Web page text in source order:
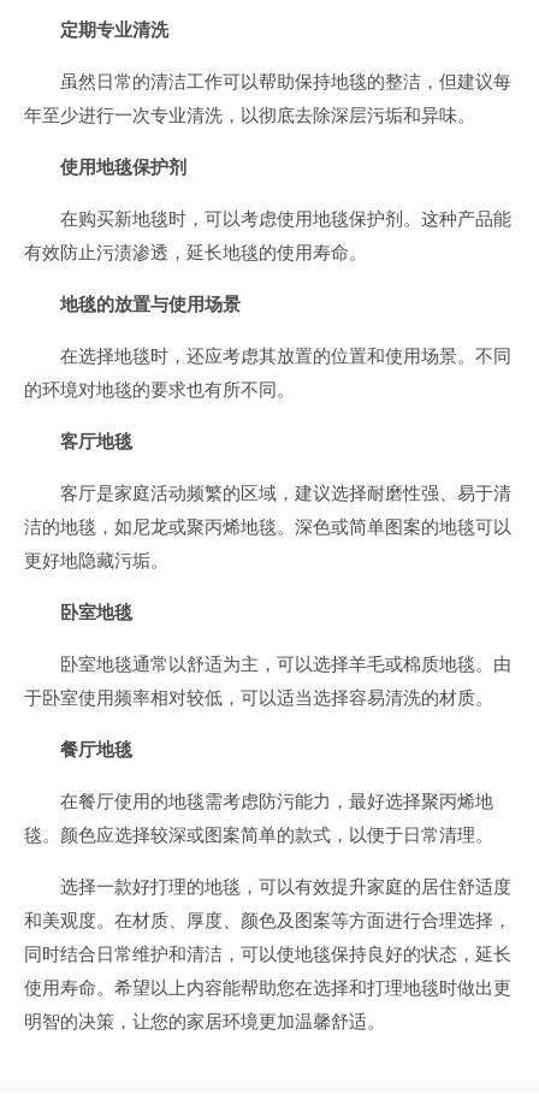
定期专业清洗
虽然日常的清洁工作可以帮助保持地毯的整洁，但建议每
年至少进行一次专业清洗，以彻底去除深层污垢和异味。
使用地毯保护剂
在购买新地毯时，可以考虑使用地毯保护剂。这种产品能
有效防止污渍渗透，延长地毯的使用寿命。
地毯的放置与使用场景
在选择地毯时，还应考虑其放置的位置和使用场景。不同
的环境对地毯的要求也有所不同。
客厅地毯
客厅是家庭活动频繁的区域，建议选择耐磨性强、易于清
洁的地毯，如尼龙或聚丙烯地毯。深色或简单图案的地毯可以
更好地隐藏污垢。
卧室地毯
卧室地毯通常以舒适为主，可以选择羊毛或棉质地毯。由
于卧室使用频率相对较低，可以适当选择容易清洗的材质。
餐厅地毯
在餐厅使用的地毯需考虑防污能力，最好选择聚丙烯地
毯。颜色应选择较深或图案简单的款式，以便于日常清理。
选择一款好打理的地毯，可以有效提升家庭的居住舒适度
和美观度。在材质、厚度、颜色及图案等方面进行合理选择，
同时结合日常维护和清洁，可以使地毯保持良好的状态，延长
使用寿命。希望以上内容能帮助您在选择和打理地毯时做出更
明智的决策，让您的家居环境更加温馨舒适。